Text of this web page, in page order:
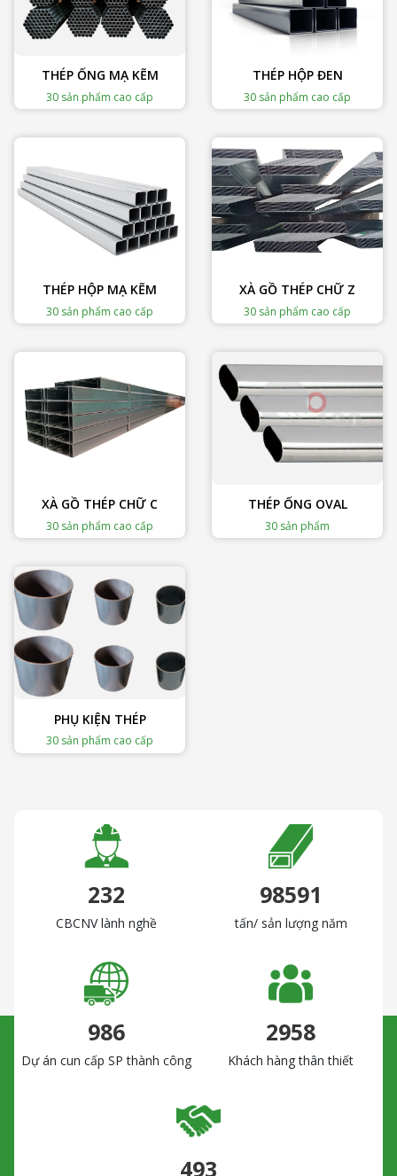
THÉP ỐNG MẠ KẼM
30 sản phẩm cao cấp
THÉP HỘP ĐEN
30 sản phẩm cao cấp
THÉP HỘP MẠ KẼM
30 sản phẩm cao cấp
XÀ GỒ THÉP CHỮ Z
30 sản phẩm cao cấp
XÀ GỒ THÉP CHỮ C
30 sản phẩm cao cấp
THÉP ỐNG OVAL
30 sản phẩm
PHỤ KIỆN THÉP
30 sản phẩm cao cấp
235
CBCNV lành nghề
100000
tấn/ sản lượng năm
1000
Dự án cun cấp SP thành công
3000
Khách hàng thân thiết
500